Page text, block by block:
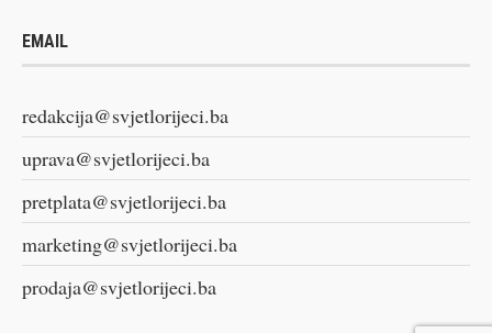
EMAIL
redakcija@svjetlorijeci.ba
uprava@svjetlorijeci.ba
pretplata@svjetlorijeci.ba
marketing@svjetlorijeci.ba
prodaja@svjetlorijeci.ba